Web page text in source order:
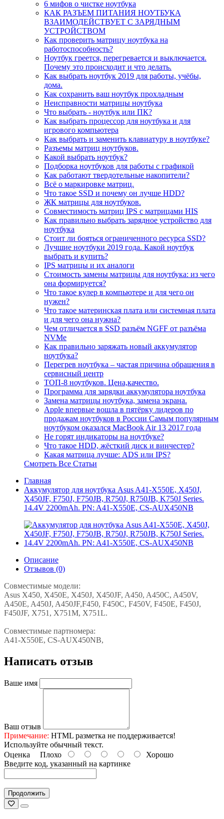
6 мифов о чистке ноутбука
КАК РАЗЪЕМ ПИТАНИЯ НОУТБУКА
ВЗАИМОДЕЙСТВУЕТ С ЗАРЯДНЫМ
УСТРОЙСТВОМ
Как проверить матрицу ноутбука на
работоспособность?
Ноутбук греется, перегревается и выключается.
Почему это происходит и что делать.
Как выбрать ноутбук 2019 для работы, учёбы,
дома.
Как сохранить ваш ноутбук прохладным
Неисправности матрицы ноутбука
Что выбрать - ноутбук или ПК?
Как выбрать процессор для ноутбука и для
игрового компьютера
Как выбрать и заменить клавиатуру в ноутбуке?
Разъемы матриц ноутбуков.
Какой выбрать ноутбук?
Подборка ноутбуков для работы с графикой
Как работают твердотельные накопители?
Всё о маркировке матриц.
Что такое SSD и почему он лучше HDD?
ЖК матрицы для ноутбуков.
Совместимость матриц IPS с матрицами HIS
Как правильно выбрать зарядное устройство для
ноутбука
Стоит ли бояться ограниченного ресурса SSD?
Лучшие ноутбуки 2019 года. Какой ноутбук
выбрать и купить?
IPS матрицы и их аналоги
Стоимость замены матрицы для ноутбука: из чего
она формируется?
Что такое кулер в компьютере и для чего он
нужен?
Что такое материнская плата или системная плата
и для чего она нужна?
Чем отличается в SSD разъём NGFF от разъёма
NVMe
Как правильно заряжать новый аккумулятор
ноутбука?
Перегрев ноутбука – частая причина обращения в
сервисный центр
ТОП-8 ноутбуков. Цена,качество.
Программа для зарядки аккумулятора ноутбука
Замена матрицы ноутбука, замена экрана.
Apple впервые вошла в пятёрку лидеров по
продажам ноутбуков в России Самым популярным
ноутбуком оказался MacBook Air 13 2017 года
Не горят индикаторы на ноутбуке?
Что такое HDD, жёсткий диск и винчестер?
Какая матрица лучше: ADS или IPS?
Смотреть Все Статьи
Главная
Аккумулятор для ноутбука Asus A41-X550E, X450J,
X450JF, F750J, F750JB, R750J, R750JB, K750J Series.
14.4V 2200mAh. PN: A41-X550E, CS-AUX450NB
Описание
Отзывов (0)
Совместимые модели:
Asus X450, X450E, X450J, X450JF, A450, A450C, A450V,
A450E, A450J, A450JF,F450, F450C, F450V, F450E, F450J,
F450JF, X751, X751M, X751L.
Совместимые партномера:
A41-X550E, CS-AUX450NB,
Написать отзыв
Ваше имя
Ваш отзыв
Примечание: HTML разметка не поддерживается!
Используйте обычный текст.
Оценка Плохо
Хорошо
Введите код, указанный на картинке
Продолжить